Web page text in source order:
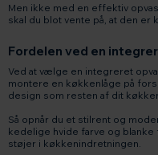
Men ikke med en effektiv
skal du blot vente på, at den er
Fordelen ved en
Ved at vælge en integreret
montere en køkkenlåge på
design som resten af dit
Så opnår du et stilrent og
kedelige hvide farve og
støjer i køkkenindretningen.